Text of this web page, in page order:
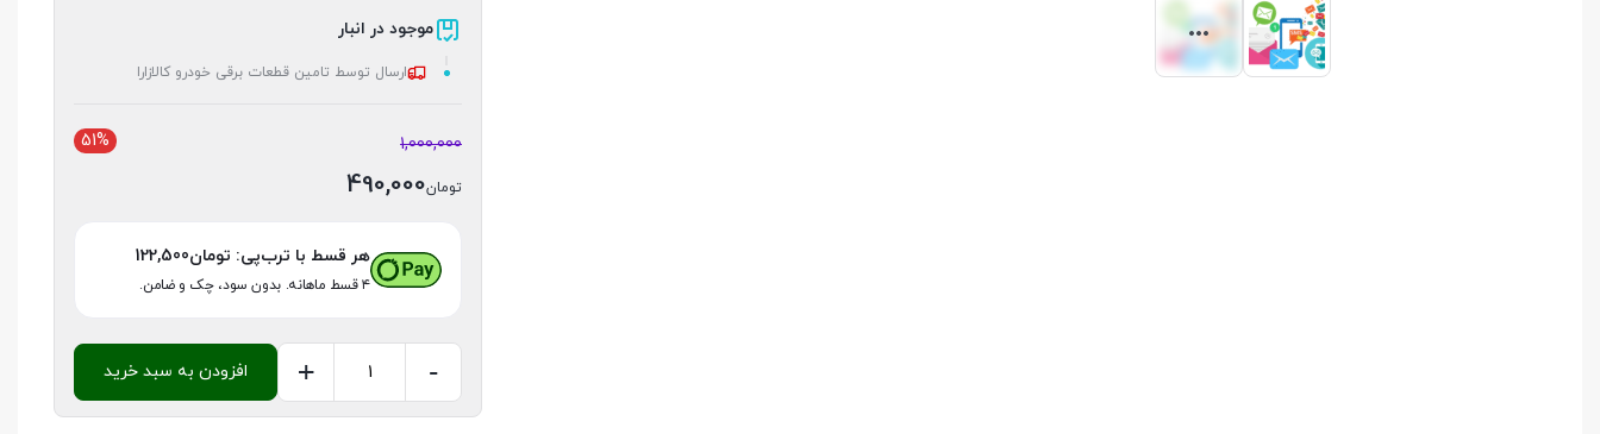
موجود در انبار
ارسال توسط تامین قطعات برقی خودرو کالازارا
51% 1,000,000
تومان490,000
هر قسط با ترب‌پی: تومان122,500
۴ قسط ماهانه. بدون سود، چک و ضامن.
پیامکی
-
+ افزودن به سبد خرید